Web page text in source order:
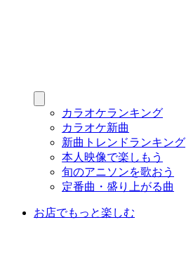
カラオケランキング
カラオケ新曲
新曲トレンドランキング
本人映像で楽しもう
旬のアニソンを歌おう
定番曲・盛り上がる曲
お店でもっと楽しむ